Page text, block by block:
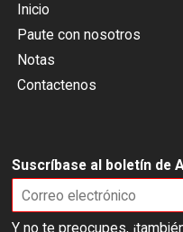
Inicio
Paute con nosotros
Notas
Contactenos
Suscríbase al boletín de
Y no te preocupes,